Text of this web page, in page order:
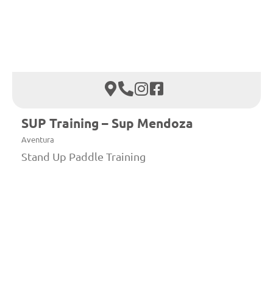
SUP Training – Sup Mendoza
Aventura
Stand Up Paddle Training